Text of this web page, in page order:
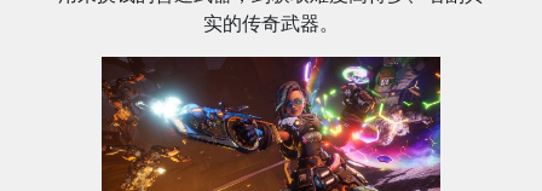
实的传奇武器。